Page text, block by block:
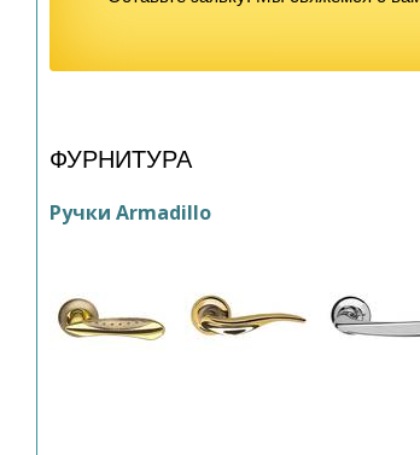
ФУРНИТУРА
Ручки Armadillo